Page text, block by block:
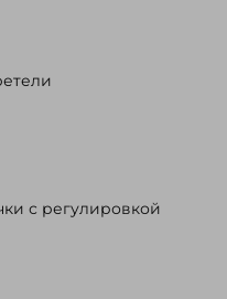
с регулировкой